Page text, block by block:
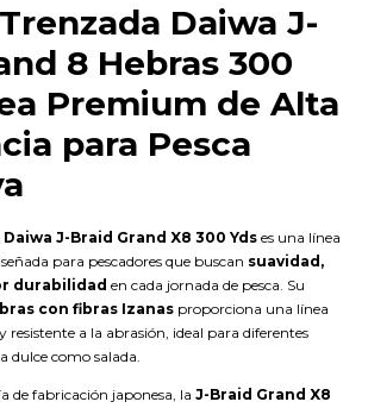
Daiwa J-
8 Hebras 300
Premium de Alta
para Pesca
J-Braid Grand X8 300 Yds es una línea
para pescadores que buscan suavidad,
durabilidad en cada jornada de pesca. Su
con fibras Izanas proporciona una línea
resistente a la abrasión, ideal para diferentes
dulce como salada.
de fabricación japonesa, la J-Braid Grand X8